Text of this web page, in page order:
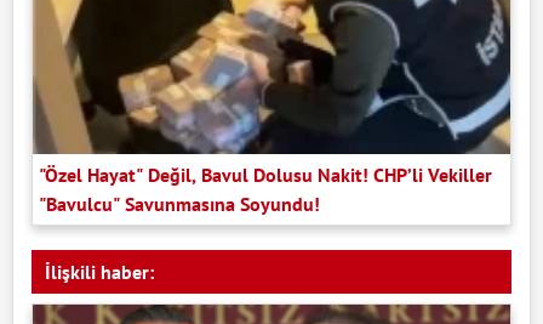
"Özel Hayat" Değil, Bavul Dolusu Nakit! CHP’li Vekiller
"Bavulcu" Savunmasına Soyundu!
İlişkili haber: